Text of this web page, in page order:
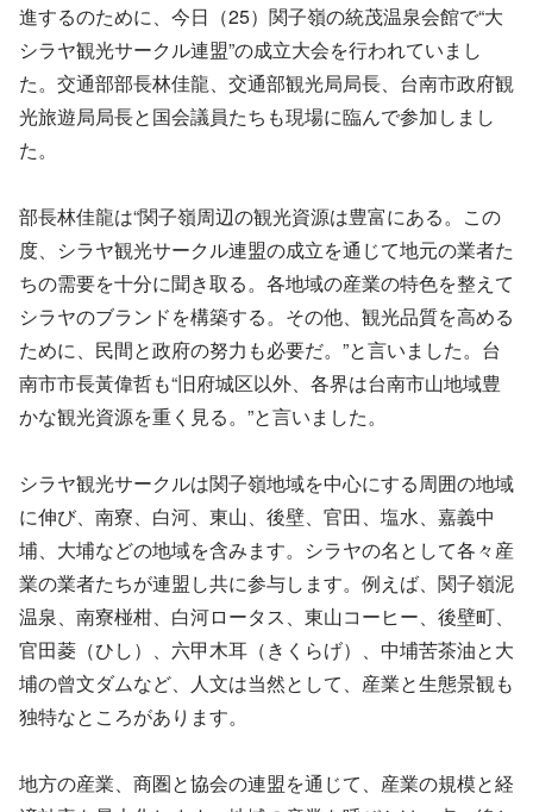
進するのために、今日（25）関子嶺の統茂温泉会館で“大
シラヤ観光サークル連盟”の成立大会を行われていまし
た。交通部部長林佳龍、交通部観光局局長、台南市政府観
光旅遊局局長と国会議員たちも現場に臨んで参加しまし
た。
部長林佳龍は“関子嶺周辺の観光資源は豊富にある。この
度、シラヤ観光サークル連盟の成立を通じて地元の業者た
ちの需要を十分に聞き取る。各地域の産業の特色を整えて
シラヤのブランドを構築する。その他、観光品質を高める
ために、民間と政府の努力も必要だ。”と言いました。台
南市市長黃偉哲も“旧府城区以外、各界は台南市山地域豊
かな観光資源を重く見る。”と言いました。
シラヤ観光サークルは関子嶺地域を中心にする周囲の地域
に伸び、南寮、白河、東山、後壁、官田、塩水、嘉義中
埔、大埔などの地域を含みます。シラヤの名として各々産
業の業者たちが連盟し共に参与します。例えば、関子嶺泥
温泉、南寮椪柑、白河ロータス、東山コーヒー、後壁町、
官田菱（ひし）、六甲木耳（きくらげ）、中埔苦茶油と大
埔の曾文ダムなど、人文は当然として、産業と生態景観も
独特なところがあります。
地方の産業、商圏と協会の連盟を通じて、産業の規模と経